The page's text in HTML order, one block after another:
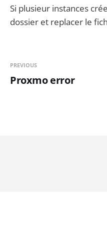
Si plusieur instances
dossier et replacer le
PREVIOUS
Proxmo error